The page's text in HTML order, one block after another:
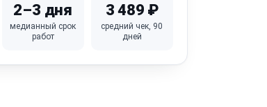
2–3 дня
медианный срок
работ
3 489 ₽
средний чек, 90
дней